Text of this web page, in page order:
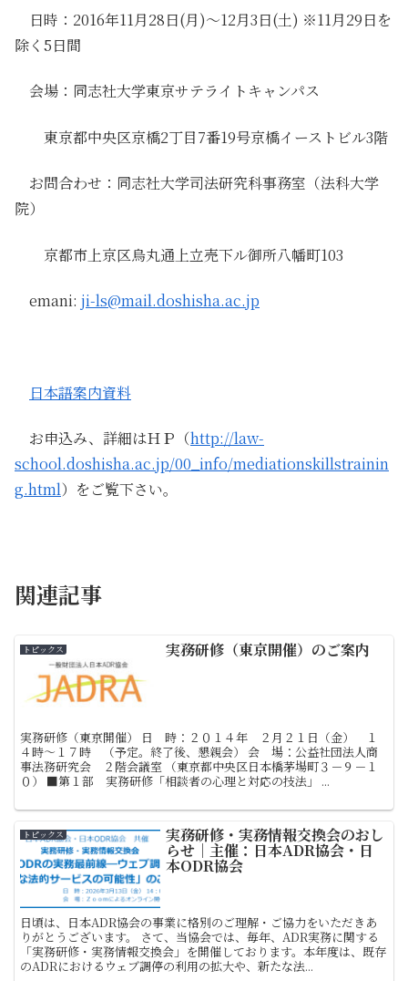
日時：2016年11月28日(月)～12月3日(土) ※11月29日を
除く5日間
会場：同志社大学東京サテライトキャンパス
東京都中央区京橋2丁目7番19号京橋イーストビル3階
お問合わせ：同志社大学司法研究科事務室（法科大学
院）
京都市上京区烏丸通上立売下ル御所八幡町103
emani: ji-ls@mail.doshisha.ac.jp
日本語案内資料
お申込み、詳細はＨＰ（http://law-
school.doshisha.ac.jp/00_info/mediationskillstrainin
g.html）をご覧下さい。
関連記事
トピックス 実務研修（東京開催）のご案内
実務研修（東京開催） 日 時：２０１４年 ２月２１日（金） １
４時～１７時 （予定。終了後、懇親会） 会 場：公益社団法人商
事法務研究会 ２階会議室 （東京都中央区日本橋茅場町３－９－１
０） ■第１部 実務研修「相談者の心理と対応の技法」 ...
トピックス 実務研修・実務情報交換会のおし
らせ｜主催：日本ADR協会・日
本ODR協会
日頃は、日本ADR協会の事業に格別のご理解・ご協力をいただきあ
りがとうございます。 さて、当協会では、毎年、ADR実務に関する
「実務研修・実務情報交換会」を開催しております。本年度は、既存
のADRにおけるウェブ調停の利用の拡大や、新たな法...